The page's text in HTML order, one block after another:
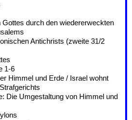
durch den wiedererweckten
Antichrists (zweite 31/2
1-6
Himmel und Erde / Israel wohnt
Die Umgestaltung von Himmel und